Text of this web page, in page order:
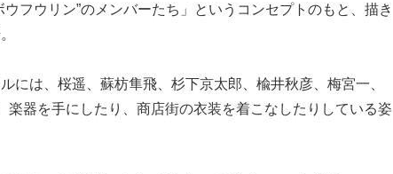
ウフウリン”のメンバーたち」というコンセプトのもと、描き
には、桜遥、蘇枋隼飛、杉下京太郎、楡井秋彦、梅宮一、
楽器を手にしたり、商店街の衣装を着こなしたりしている姿